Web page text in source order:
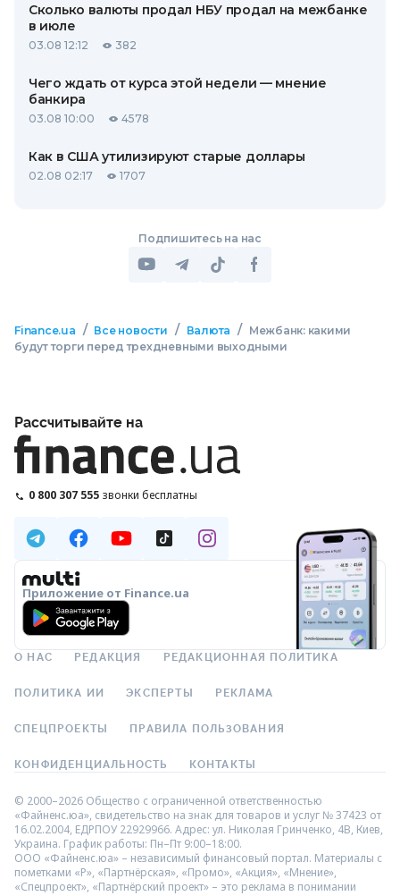
Сколько валюты продал НБУ продал на межбанке
в июле
03.08 12:12 382
Чего ждать от курса этой недели — мнение
банкира
03.08 10:00 4578
Как в США утилизируют старые доллары
02.08 02:17 1707
Подпишитесь на нас
Finance.ua / Все новости / Валюта /
Межбанк: какими
будут торги перед трехдневными выходными
Рассчитывайте на
0 800 307 555 звонки бесплатны
Приложение от Finance.ua
О НАС РЕДАКЦИЯ РЕДАКЦИОННАЯ ПОЛИТИКА
ПОЛИТИКА ИИ ЭКСПЕРТЫ РЕКЛАМА
СПЕЦПРОЕКТЫ ПРАВИЛА ПОЛЬЗОВАНИЯ
КОНФИДЕНЦИАЛЬНОСТЬ КОНТАКТЫ
© 2000–2026 Общество с ограниченной ответственностью
«Файненс.юа», свидетельство на знак для товаров и услуг № 37423 от
16.02.2004, ЕДРПОУ 22929966. Адрес: ул. Николая Гринченко, 4В, Киев,
Украина. График работы: Пн–Пт 9:00–18:00.
ООО «Файненс.юа» – независимый финансовый портал. Материалы с
пометками «Р», «Партнёрская», «Промо», «Акция», «Мнение»,
«Спецпроект», «Партнёрский проект» – это реклама в понимании